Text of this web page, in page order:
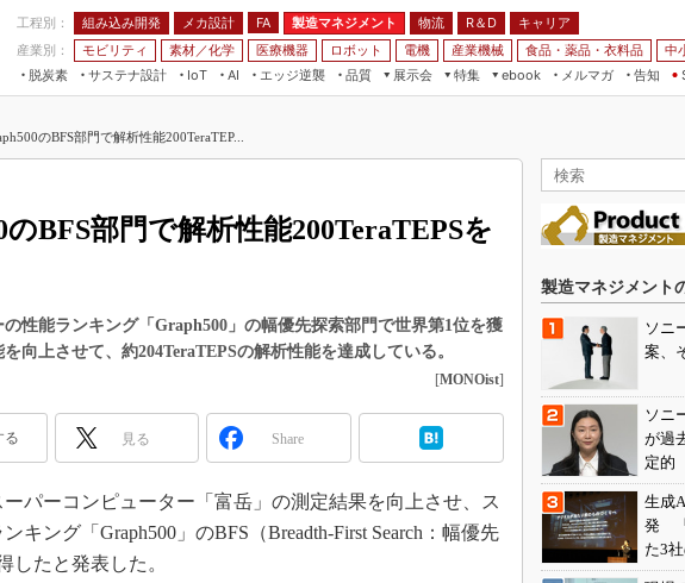
工程別： 組み込み開発 メカ設計 FA 製造マネジメント 物流 R＆D
キャリア
産業別：
モビリティ 素材／化学 医療機器 ロボット 電機 産業機械 食品・薬品・衣料品
中
脱炭素
サステナ設計
IoT
場
AI
設備保全
エッジ逆襲 品質
展示会
JIMTOF
IIFES
TECHNO-FRONTIER
スマート工場EXPO
EdgeTech+
特集
つながるクルマ
VR／AR
フィールドサービス
組み込み画像技術
組み込みモデリング
車載ソフト開発
ISO26262
無償設計ツール
3Dプリンタ
ebook
FA
メルマガ
告知
のBFS部門で解析性能200TeraTEP...
のBFS部門で解析性能200TeraTEPSを
性能ランキング「Graph500」の幅優先探索部門で世界第1位を獲
向上させて、約204TeraTEPSの解析性能を達成している。
[MONOist]
る 見る Share
パーコンピューター「富岳」の測定結果を向上させ、ス
キング「Graph500」のBFS（Breadth-First Search：幅優先
したと発表した。
製造マネジメント
ソニ
案、
ソニ
が過
定的
生成
発 「
た3